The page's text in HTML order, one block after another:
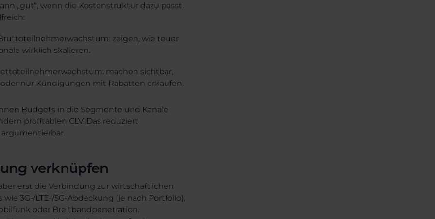
„gut“, wenn die Kostenstruktur dazu passt.
zeigen, wie teuer
wirklich skalieren.
machen sichtbar,
nur Kündigungen mit Rabatten erkaufen.
Budgets in die Segmente und Kanäle
profitablen CLV. Das reduziert
verknüpfen
erst die Verbindung zur wirtschaftlichen
3G-/LTE-/5G-Abdeckung (je nach Portfolio),
oder Breitbandpenetration.